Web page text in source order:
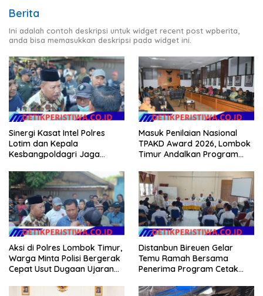
Berita
Ini adalah contoh deskripsi untuk widget recent post wpberita,
anda bisa memasukkan deskripsi pada widget ini.
Sinergi Kasat Intel Polres
Lotim dan Kepala
Kesbangpoldagri Jaga
Masyarakat
Masuk Penilaian Nasional
TPAKD Award 2026, Lombok
Timur Andalkan Program
Dongkrak Kesejahteraan
Warga
Aksi di Polres Lombok Timur,
Warga Minta Polisi Bergerak
Cepat Usut Dugaan Ujaran
Distanbun Bireuen Gelar
Temu Ramah Bersama
Penerima Program Cetak
Klarifikasi Isu Hoax